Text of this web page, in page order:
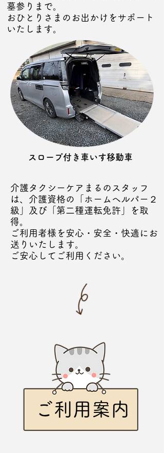
墓参りまで。
​おひとりさまのお出かけをサポート
いたします。
スロープ付き車いす移動車
介護タクシーケアまるのスタッフ
は、 介護資格の「ホームヘルパー２
級」及び「第二種運転免許」を取
得。
ご利用者様を安心・安全・快適にお
送りいたします。
​ご安心してご利用ください。
ご利用案内